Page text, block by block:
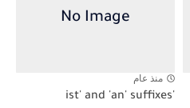
منذ عام
'ist' and 'an' suffixes